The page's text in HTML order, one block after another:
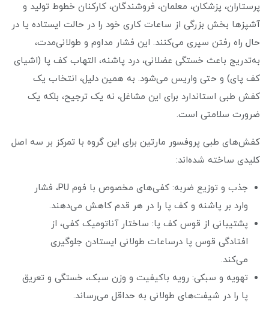
پرستاران، پزشکان، معلمان، فروشندگان، کارکنان خطوط تولید و
آشپزها بخش بزرگی از ساعات کاری خود را در حالت ایستاده یا در
حال راه رفتن سپری می‌کنند. این فشار مداوم و طولانی‌مدت،
به‌تدریج باعث خستگی عضلانی، درد پاشنه، التهاب کف پا (اشیای
کف پای) و حتی واریس می‌شود. به همین دلیل، انتخاب یک
کفش طبی استاندارد برای این مشاغل، نه یک ترجیح، بلکه یک
ضرورت سلامتی است.
کفش‌های طبی پروفسور مارتین برای این گروه با تمرکز بر سه اصل
کلیدی ساخته شده‌اند:
جذب و توزیع ضربه: کفی‌های مخصوص با فوم PU، فشار
وارد بر پاشنه و کف پا را در هر قدم کاهش می‌دهند.
پشتیبانی از قوس کف پا: ساختار آناتومیک کفی، از
افتادگی قوس پا درساعات طولانی ایستادن جلوگیری
می‌کند.
تهویه و سبکی: رویه باکیفیت و وزن سبک، خستگی و تعریق
پا را در شیفت‌های طولانی به حداقل می‌رساند.